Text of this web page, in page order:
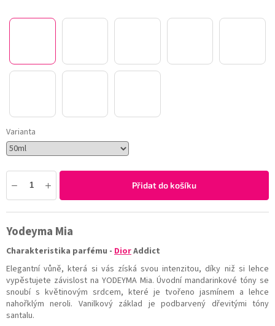
Varianta
Přidat do košíku
Yodeyma Mia
Charakteristika parfému - DiorAddict
Elegantní vůně, která si vás získá svou intenzitou, díky niž si lehce
vypěstujete závislost na YODEYMA Mia. Úvodní mandarinkové tóny se
snoubí s květinovým srdcem, které je tvořeno jasmínem a lehce
nahořklým neroli. Vanilkový základ je podbarvený dřevitými tóny
santalu.